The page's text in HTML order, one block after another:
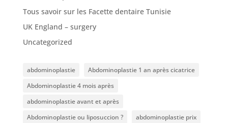
Tous savoir sur les Facette dentaire Tunisie
UK England – surgery
Uncategorized
abdominoplastie
Abdominoplastie 1 an après cicatrice
Abdominoplastie 4 mois après
abdominoplastie avant et après
Abdominoplastie ou liposuccion ?
abdominoplastie prix